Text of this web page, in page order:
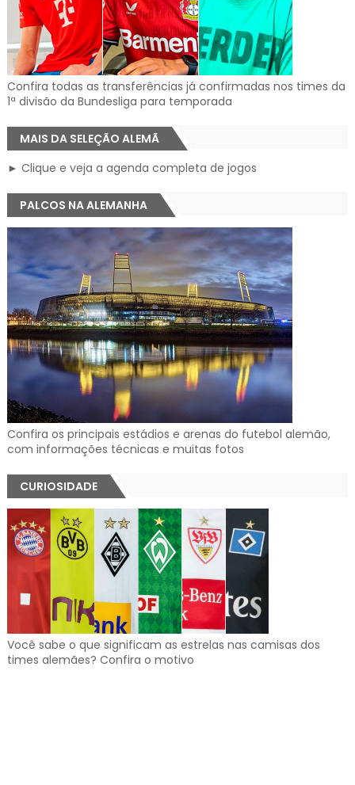
Confira todas as transferências já confirmadas nos times da
1ª divisão da Bundesliga para temporada
MAIS DA SELEÇÃO ALEMÃ
► Clique e veja a agenda completa de jogos
PALCOS NA ALEMANHA
Confira os principais estádios e arenas do futebol alemão,
com informações técnicas e muitas fotos
CURIOSIDADE
Você sabe o que significam as estrelas nas camisas dos
times alemães? Confira o motivo